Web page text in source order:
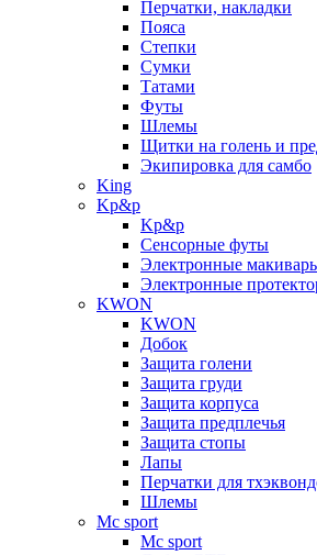
Перчатки, накладки
Пояса
Степки
Сумки
Татами
Футы
Шлемы
Щитки на голень и
Экипировка для самбо
King
Kp&p
Kp&p
Сенсорные футы
Электронные
Электронные
KWON
KWON
Добок
Защита голени
Защита груди
Защита корпуса
Защита предплечья
Защита стопы
Лапы
Перчатки для
Шлемы
Mс sport
Mс sport